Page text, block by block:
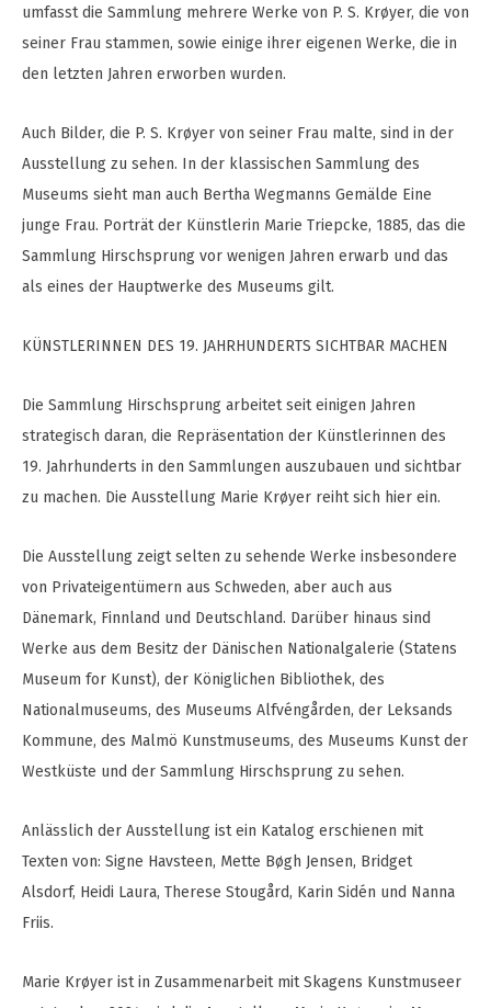
umfasst die Sammlung mehrere Werke von P. S. Krøyer, die von
seiner Frau stammen, sowie einige ihrer eigenen Werke, die in
den letzten Jahren erworben wurden.
Auch Bilder, die P. S. Krøyer von seiner Frau malte, sind in der
Ausstellung zu sehen. In der klassischen Sammlung des
Museums sieht man auch Bertha Wegmanns Gemälde Eine
junge Frau. Porträt der Künstlerin Marie Triepcke, 1885, das die
Sammlung Hirschsprung vor wenigen Jahren erwarb und das
als eines der Hauptwerke des Museums gilt.
KÜNSTLERINNEN DES 19. JAHRHUNDERTS SICHTBAR MACHEN
Die Sammlung Hirschsprung arbeitet seit einigen Jahren
strategisch daran, die Repräsentation der Künstlerinnen des
19. Jahrhunderts in den Sammlungen auszubauen und sichtbar
zu machen. Die Ausstellung Marie Krøyer reiht sich hier ein.
Die Ausstellung zeigt selten zu sehende Werke insbesondere
von Privateigentümern aus Schweden, aber auch aus
Dänemark, Finnland und Deutschland. Darüber hinaus sind
Werke aus dem Besitz der Dänischen Nationalgalerie (Statens
Museum for Kunst), der Königlichen Bibliothek, des
Nationalmuseums, des Museums Alfvéngården, der Leksands
Kommune, des Malmö Kunstmuseums, des Museums Kunst der
Westküste und der Sammlung Hirschsprung zu sehen.
Anlässlich der Ausstellung ist ein Katalog erschienen mit
Texten von: Signe Havsteen, Mette Bøgh Jensen, Bridget
Alsdorf, Heidi Laura, Therese Stougård, Karin Sidén und Nanna
Friis.
Marie Krøyer ist in Zusammenarbeit mit Skagens Kunstmuseer